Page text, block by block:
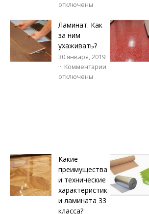
отключены
Ламинат. Как
за ним
ухаживать?
30 января, 2019
Комментарии
отключены
Какие
преимущества
и технические
характеристик
и ламината 33
класса?